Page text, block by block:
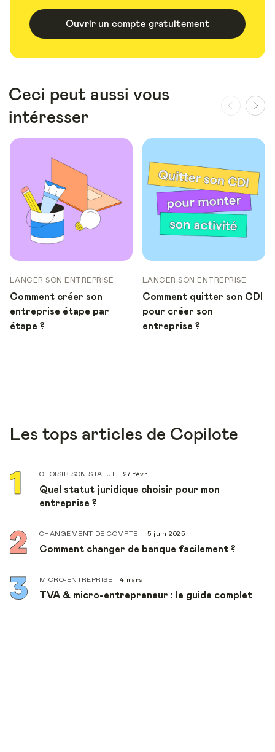
Ouvrir un compte gratuitement
Ceci peut aussi vous
intéresser
LANCER SON ENTREPRISE
Comment créer son
entreprise étape par
étape ?
LANCER SON ENTREPRISE
Comment quitter son CDI
pour créer son
entreprise ?
Les tops articles de Copilote
CHOISIR SON STATUT 27 févr.
Quel statut juridique choisir pour mon
entreprise ?
CHANGEMENT DE COMPTE 5 juin 2025
Comment changer de banque facilement ?
MICRO-ENTREPRISE 4 mars
TVA & micro-entrepreneur : le guide complet